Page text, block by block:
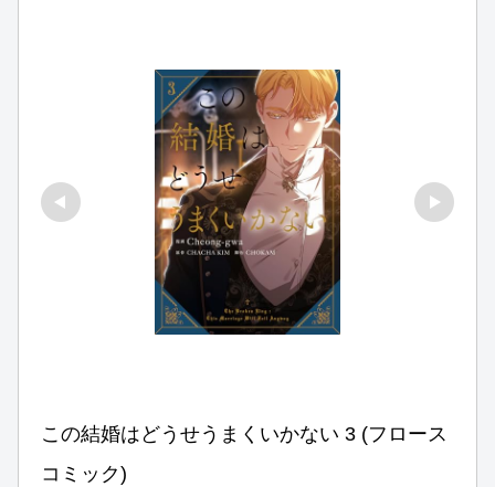
この結婚はどうせうまくいかない 3 (フロース
コミック)